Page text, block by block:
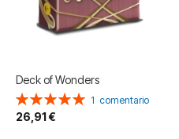
Deck of Wonders
Valoración:
100%
1 comentario
26,91 €